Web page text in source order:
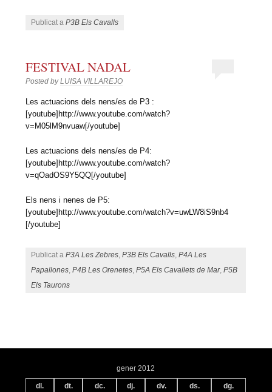
Publicat aP3B Els Cavalls
FESTIVAL NADAL
Posted byLUISA VILLAREJO
Les actuacions dels nens/es de P3 :
[youtube]http://www.youtube.com/watch?
v=M05lM9nvuaw[/youtube]
Les actuacions dels nens/es de P4:
[youtube]http://www.youtube.com/watch?
v=qOadOS9Y5QQ[/youtube]
Els nens i nenes de P5:
[youtube]http://www.youtube.com/watch?v=uwLW8iS9nb4
[/youtube]
Publicat aP3A Les Zebres,P3B Els Cavalls,P4A Les
Papallones,P4B Les Orenetes,P5A Els Cavallets de Mar,P5B
Els Taurons
gener 2012
dl. dt. dc. dj. dv. ds. dg.